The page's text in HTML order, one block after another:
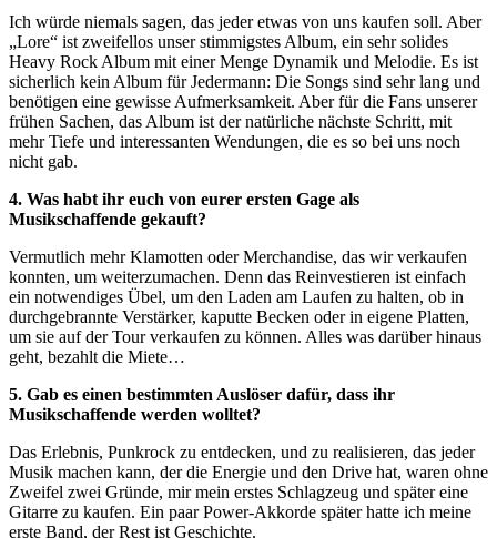
Ich würde niemals sagen, das jeder etwas von uns kaufen soll. Aber
„Lore“ ist zweifellos unser stimmigstes Album, ein sehr solides
Heavy Rock Album mit einer Menge Dynamik und Melodie. Es ist
sicherlich kein Album für Jedermann: Die Songs sind sehr lang und
benötigen eine gewisse Aufmerksamkeit. Aber für die Fans unserer
frühen Sachen, das Album ist der natürliche nächste Schritt, mit
mehr Tiefe und interessanten Wendungen, die es so bei uns noch
nicht gab.
4. Was habt ihr euch von eurer ersten Gage als
Musikschaffende gekauft?
Vermutlich mehr Klamotten oder Merchandise, das wir verkaufen
konnten, um weiterzumachen. Denn das Reinvestieren ist einfach
ein notwendiges Übel, um den Laden am Laufen zu halten, ob in
durchgebrannte Verstärker, kaputte Becken oder in eigene Platten,
um sie auf der Tour verkaufen zu können. Alles was darüber hinaus
geht, bezahlt die Miete…
5. Gab es einen bestimmten Auslöser dafür, dass ihr
Musikschaffende werden wolltet?
Das Erlebnis, Punkrock zu entdecken, und zu realisieren, das jeder
Musik machen kann, der die Energie und den Drive hat, waren ohne
Zweifel zwei Gründe, mir mein erstes Schlagzeug und später eine
Gitarre zu kaufen. Ein paar Power-Akkorde später hatte ich meine
erste Band, der Rest ist Geschichte.